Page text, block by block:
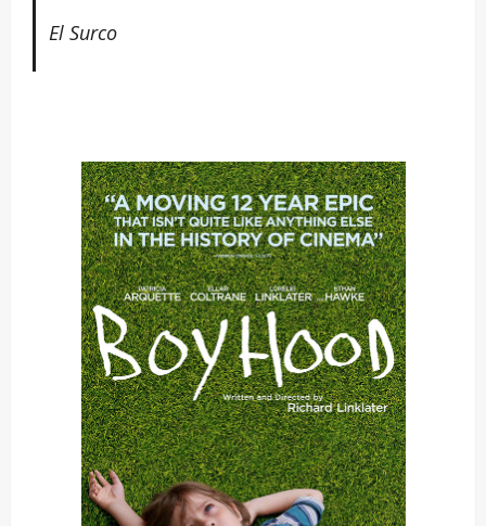
El Surco